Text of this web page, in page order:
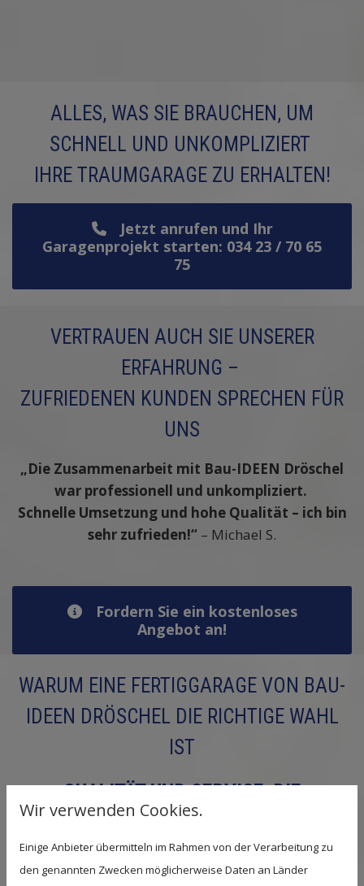
ALLES, WAS SIE BRAUCHEN, UM
SCHNELL UND UNKOMPLIZIERT
IHRE TRAUMGARAGE ZU ERHALTEN!
Jetzt anrufen und Ihr
Garagenprojekt starten: 034 23 / 70 65
75
VERTRAUEN AUCH SIE UNSERER
ERFAHRUNG –
ZUFRIEDENEN KUNDEN SPRECHEN FÜR
UNS
„Die Zusammenarbeit mit Bau-IDEEN Dröschel
war professionell und unkompliziert.
Schnelle Umsetzung und hohe Qualität – ich bin
sehr zufrieden!“ – Michael S.
Fordern Sie ein kostenloses
Angebot an!
WARUM EINE FERTIGGARAGE VON BAU-
IDEEN DRÖSCHEL DIE RICHTIGE WAHL
IST
QUALITÄT UND SERVICE, DIE
ÜBERZEUGEN
Unsere Fertiggaragen bieten nicht nur Schutz und
Sicherheit für Ihr Auto, sondern auch eine
Wir verwenden Cookies.
Einige Anbieter übermitteln im Rahmen von der Verarbeitung zu
den genannten Zwecken möglicherweise Daten an Länder